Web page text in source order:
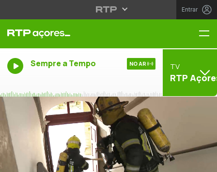
Entrar
Sempre a Tempo NO AR TV
RTP